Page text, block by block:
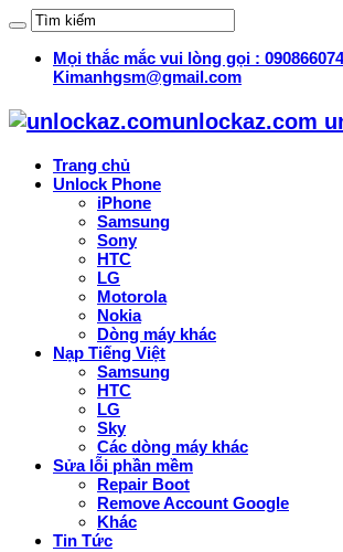
Mọi thắc mắc vui lòng gọi :
Kimanhgsm@gmail.com
unlockaz.com
Trang chủ
Unlock Phone
iPhone
Samsung
Sony
HTC
LG
Motorola
Nokia
Dòng máy khác
Nạp Tiếng Việt
Samsung
HTC
LG
Sky
Các dòng máy khác
Sửa lỗi phần mềm
Repair Boot
Remove Account Google
Khác
Tin Tức